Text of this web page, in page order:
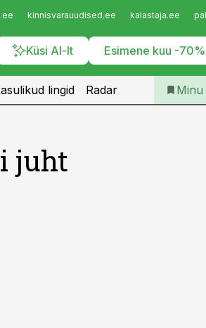
kinnisvarauudised.ee kalastaja.ee
Küsi AI-lt Esimene kuu -70%
Telli
lingid Radar Minu
juht